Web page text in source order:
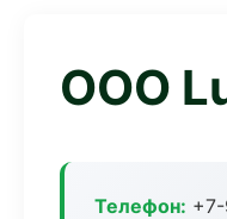
ООО
Телефон: